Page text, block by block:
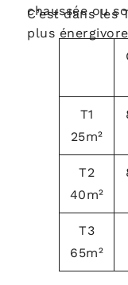
chaussée ou
plus
C’est dans les
T1
25m²
T2
40m²
T3
65m²